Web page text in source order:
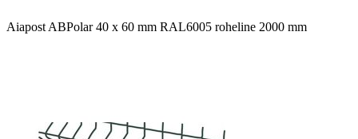
Aiapost ABPolar 40 x 60 mm RAL6005 roheline 2000 mm